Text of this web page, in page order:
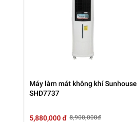
cầu làm mát với diện
thiết kế cửa thêm
Máy làm mát không khí Sunhouse
SHD7737
5,880,000 đ 8,900,000đ